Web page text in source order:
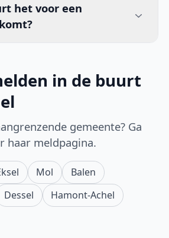
het voor een
in de buurt
gemeente? Ga
haar meldpagina.
Mol
Balen
Dessel
Hamont-Achel